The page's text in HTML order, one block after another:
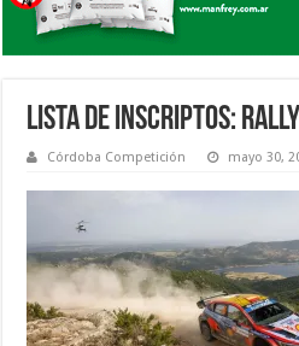
LISTA DE INSCRIPTOS:
Córdoba Competición mayo 30,